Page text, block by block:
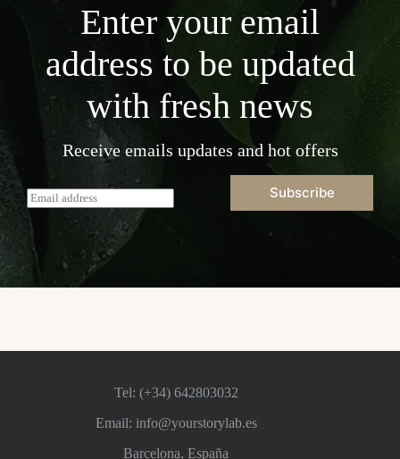
Enter your email
address to be updated
with fresh news
Receive emails updates and hot offers
E
m
a
Subscribe
Tel: (+34) 642803032
Email: info@yourstorylab.es
Barcelona, España